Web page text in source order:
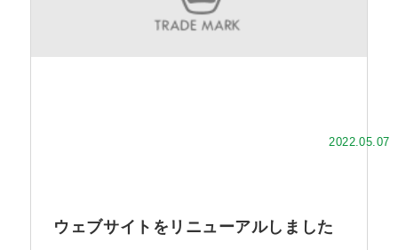
2022.05.07
ウェブサイトをリニューアルしました